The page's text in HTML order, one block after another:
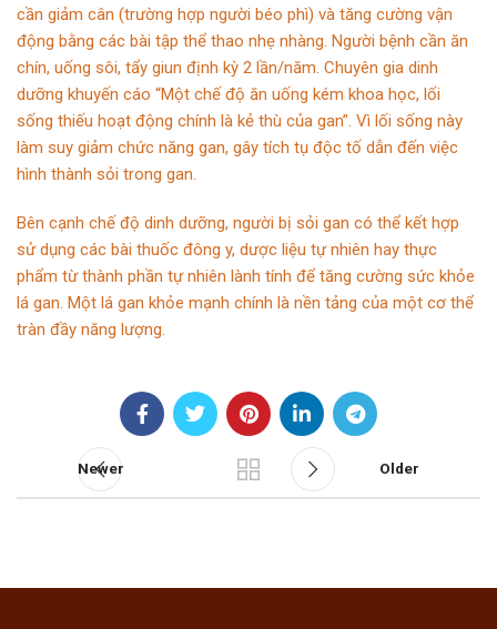
cần giảm cân (trường hợp người béo phì) và tăng cường vận
động bằng các bài tập thể thao nhẹ nhàng. Người bệnh cần ăn
chín, uống sôi, tẩy giun định kỳ 2 lần/năm. Chuyên gia dinh
dưỡng khuyến cáo “Một chế độ ăn uống kém khoa học, lối
sống thiếu hoạt động chính là kẻ thù của gan”. Vì lối sống này
làm suy giảm chức năng gan, gây tích tụ độc tố dẫn đến việc
hình thành sỏi trong gan.
Bên cạnh chế độ dinh dưỡng, người bị sỏi gan có thể kết hợp
sử dụng các bài thuốc đông y, dược liệu tự nhiên hay thực
phẩm từ thành phần tự nhiên lành tính để tăng cường sức khỏe
lá gan. Một lá gan khỏe mạnh chính là nền tảng của một cơ thể
tràn đầy năng lượng.
Newer Older